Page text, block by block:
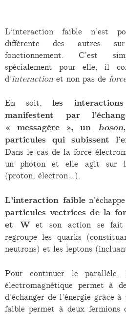
L‘interaction faible n’est
différente des autres
fonctionnement. C’est
spécialement pour elle, il
d’interaction et non pas de
En soit,les
manifestent par
« messagère », un
boson
particules qui subissent
Dans le cas de la force
un photon et elle agit sur
(proton, électron…).
L’interaction faible
particules vectrices de la
et Wet son action se fait
regroupe les quarks
neutrons) et les leptons
Pour continuer le
électromagnétique permet à
d’échanger de l’énergie grâce
faible permet à deux fermions